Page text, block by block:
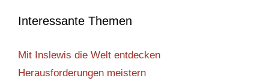
Interessante Themen
Mit Inslewis die Welt entdecken
Herausforderungen meistern